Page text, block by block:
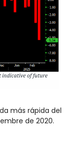
más rápida del
de 2020.